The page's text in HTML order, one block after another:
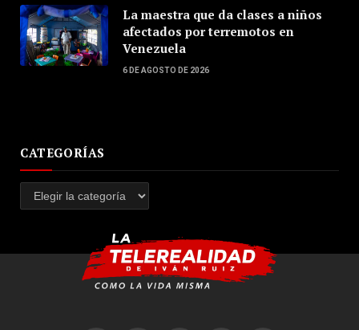
La maestra que da clases a niños
afectados por terremotos en
Venezuela
6 DE AGOSTO DE 2026
CATEGORÍAS
Categorías